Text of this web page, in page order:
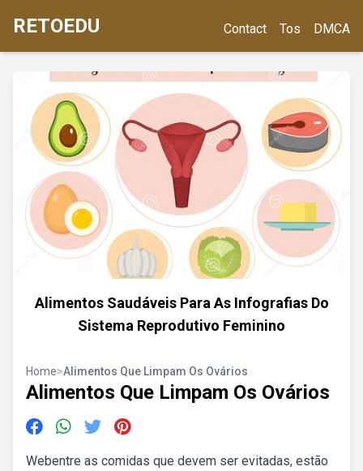
RETOEDU Contact Tos DMCA
Alimentos Saudáveis Para As Infografias Do
Sistema Reprodutivo Feminino
Home>Alimentos Que Limpam Os Ovários
Alimentos Que Limpam Os Ovários
Webentre as comidas que devem ser evitadas, estão